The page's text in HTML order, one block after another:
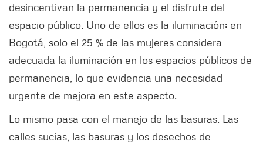
desincentivan la permanencia y el disfrute del
espacio público. Uno de ellos es la iluminación: en
Bogotá, solo el 25 % de las mujeres considera
adecuada la iluminación en los espacios públicos de
permanencia, lo que evidencia una necesidad
urgente de mejora en este aspecto.
Lo mismo pasa con el manejo de las basuras. Las
calles sucias, las basuras y los desechos de